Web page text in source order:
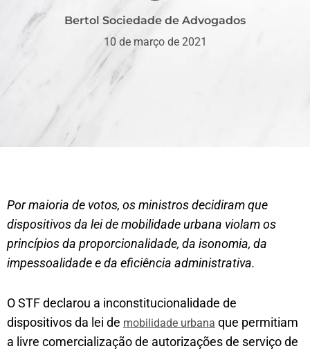
Bertol Sociedade de Advogados
10 de março de 2021
Por maioria de votos, os ministros decidiram que
dispositivos da lei de mobilidade urbana violam os
princípios da proporcionalidade, da isonomia, da
impessoalidade e da eficiência administrativa.
O STF declarou a inconstitucionalidade de
dispositivos da lei de mobilidade urbana que permitiam
a livre comercialização de autorizações de serviço de